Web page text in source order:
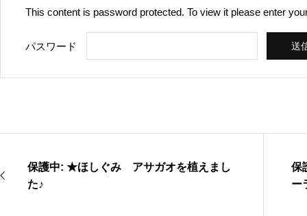
This content is password protected. To view it please enter
パスワード
保護中: ★ほしぐみ アサガオを植えまし
た♪
保
ー